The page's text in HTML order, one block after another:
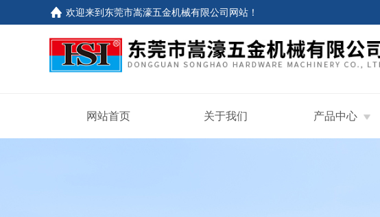
欢迎来到东莞市嵩濠五金机械有限公司网站！
网站首页 关于我们 产品中心